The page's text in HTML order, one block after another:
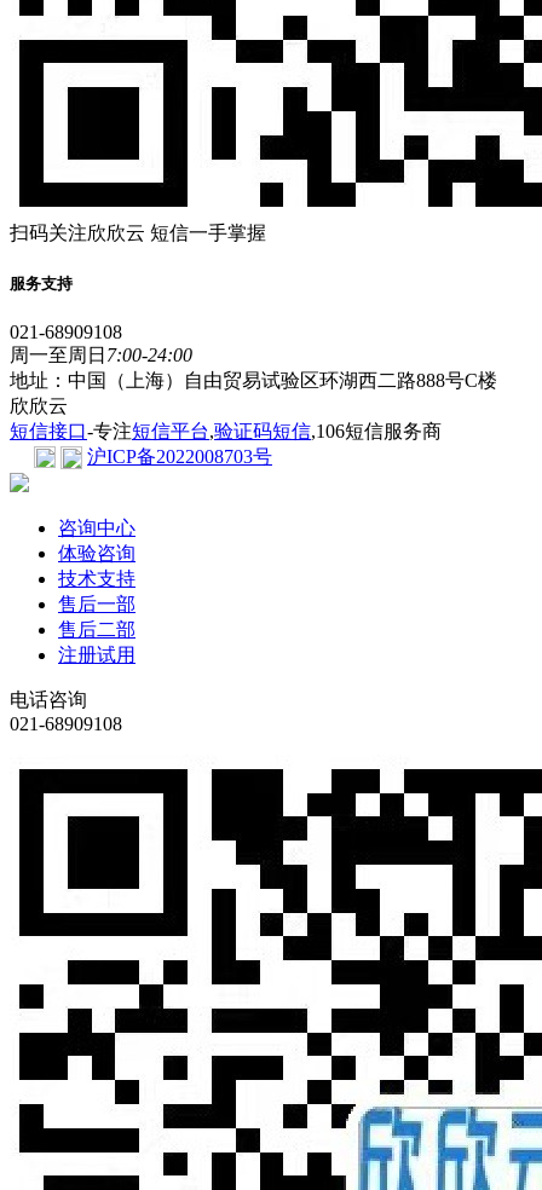
扫码关注欣欣云 短信一手掌握
服务支持
021-68909108
周一至周日 7:00-24:00
地址：中国（上海）自由贸易试验区环湖西二路888号C楼
欣欣云
短信接口-专注短信平台,验证码短信,106短信服务商
沪ICP备2022008703号
咨询中心
体验咨询
技术支持
售后一部
售后二部
注册试用
电话咨询
021-68909108